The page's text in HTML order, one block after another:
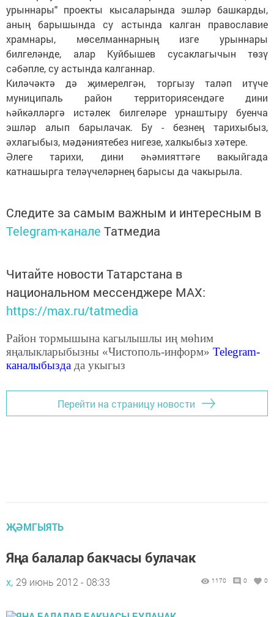
урыннары" проекты кысаларында эшләр башкарды,
аның барышында су астында калган православие
храмнары, мөселманнарның изге урыннары
билгеләнде, алар Куйбышев сусаклагычын төзү
сәбәпле, су астында калганнар.
Киләчәктә дә җимерелгән, торгызу таләп итүче
муниципаль район территориясендәге дини
һәйкәлләргә истәлек билгеләре урнаштыру буенча
эшләр алып барылачак. Бу - безнең тарихыбыз,
әхлагыбыз, мәдәниятебез нигезе, халкыбыз хәтере.
Әлеге тарихи, дини әһәмияттәге вакыйгада
катнашырга теләүчеләрнең барысы да чакырыла.
Следите за самым важным и интересным в
Telegram-канале Татмедиа
Читайте новости Татарстана в
национальном мессенджере MАХ:
https://max.ru/tatmedia
Район тормышына кагылышлы иң мөһим
яңалыкларыбызны «Чистополь-информ» Telegram-
каналыбызда да укыгыз
Перейти на страницу новости
ҖӘМГЫЯТЬ
Яңа балалар бакчасы булачак
х, 29 июнь 2012 - 08:33 1170 0 0